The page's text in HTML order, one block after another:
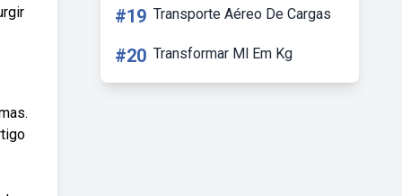
#19 Transporte Aéreo De Cargas
#20 Transformar Ml Em Kg